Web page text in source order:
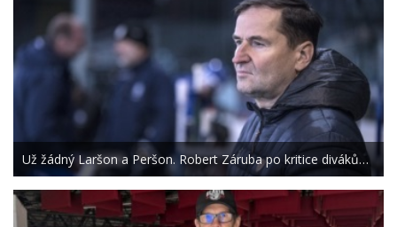
Už žádný Laršon a Peršon. Robert Záruba po kritice diváků…